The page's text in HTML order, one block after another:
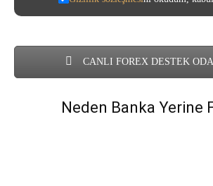
CANLI FOREX DESTEK
Neden Banka Yerine